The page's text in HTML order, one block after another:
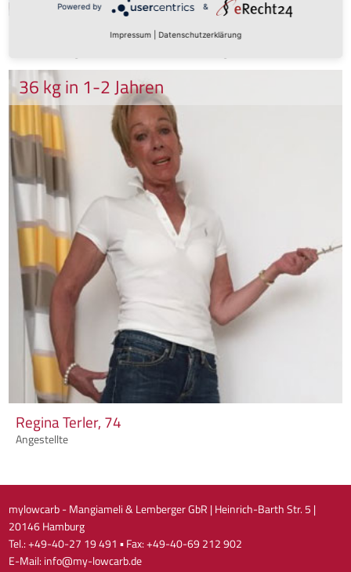
Sabrina Sakakini, 58
36 kg in 1-2 Jahren
Regina Terler, 74
Angestellte
mylowcarb - Mangiameli & Lemberger GbR | Heinrich-Barth Str. 5 |
20146 Hamburg
Tel.:+49-40-27 19 491 ▪Fax: +49-40-69 212 902
E-Mail: info@my-lowcarb.de
Powered by &
Impressum Datenschutzerklärung